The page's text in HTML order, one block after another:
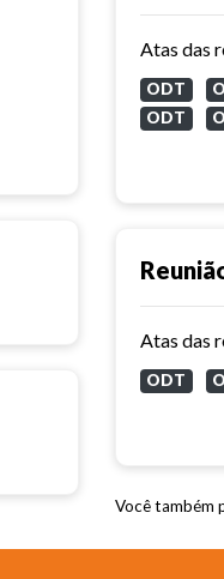
ODT
ODT
ODT
Você também